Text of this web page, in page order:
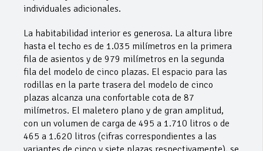
individuales adicionales.
La habitabilidad interior es generosa. La altura libre
hasta el techo es de 1.035 milímetros en la primera
fila de asientos y de 979 milímetros en la segunda
fila del modelo de cinco plazas. El espacio para las
rodillas en la parte trasera del modelo de cinco
plazas alcanza una confortable cota de 87
milímetros. El maletero plano y de gran amplitud,
con un volumen de carga de 495 a 1.710 litros o de
465 a 1.620 litros (cifras correspondientes a las